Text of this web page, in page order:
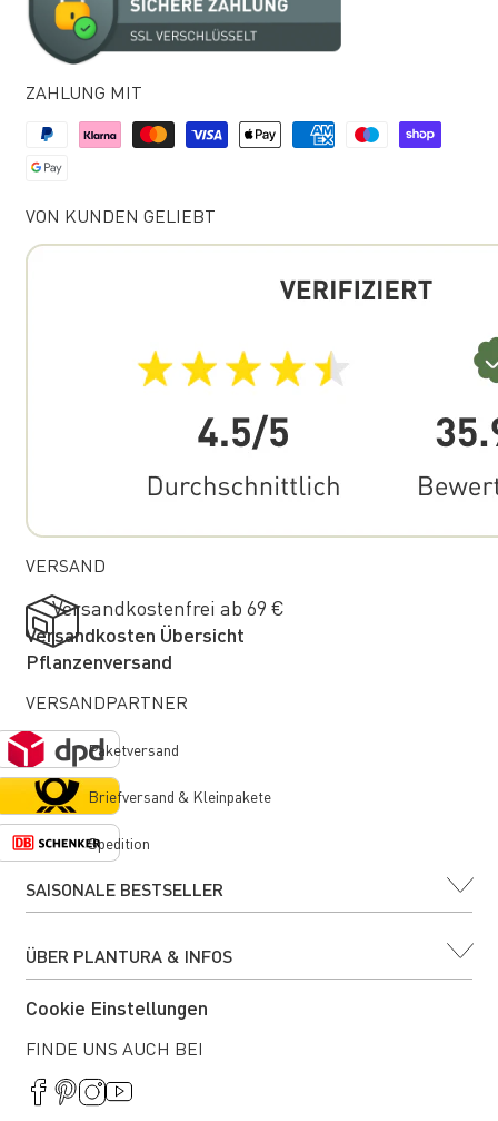
SAISONALE BESTSELLER
ÜBER PLANTURA & INFOS
Cookie Einstellungen
FINDE UNS AUCH BEI
VERSAND
Versandkostenfrei ab 69 €
Versandkosten Übersicht
Pflanzenversand
VERSANDPARTNER
Paketversand
Briefversand & Kleinpakete
Spedition
ZAHLUNG MIT
VON KUNDEN GELIEBT